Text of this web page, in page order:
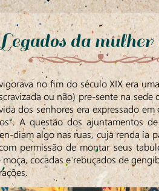
da mulher
no fim do século XIX era
ou não) pre-sente na
dos senhores era expressado
A questão dos ajuntamentos
diam algo nas ruas, cuja renda ía
permissão de montar seus
cocadas e rebuçados de